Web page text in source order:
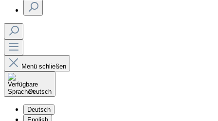
Menü schließen
Deutsch
Deutsch